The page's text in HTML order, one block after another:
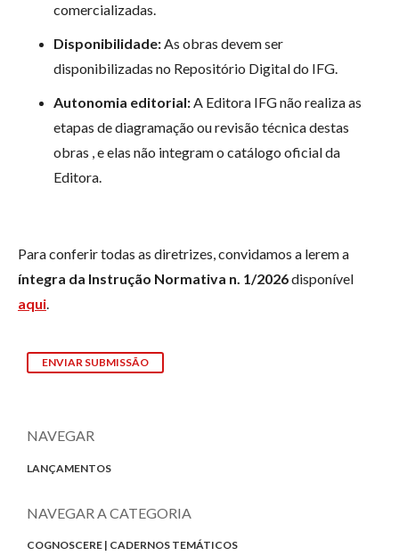
comercializadas.
Disponibilidade:As obras devem ser
disponibilizadas no Repositório Digital do IFG.
Autonomia editorial:A Editora IFG não realiza as
etapas de diagramação ou revisão técnica destas
obras , e elas não integram o catálogo oficial da
Editora.
Para conferir todas as diretrizes, convidamos a lerem a
íntegra da Instrução Normativa n. 1/2026disponível
aqui.
ENVIAR SUBMISSÃO
NAVEGAR
LANÇAMENTOS
NAVEGAR A CATEGORIA
COGNOSCERE | CADERNOS TEMÁTICOS